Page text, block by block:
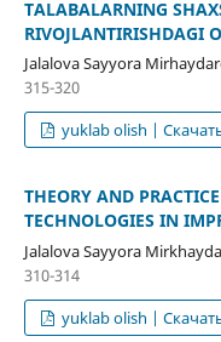
TALABALARNING
RIVOJLANTIRISHDAGI
Jalalova Sayyora
315-320
yuklab olish |
THEORY AND
TECHNOLOGIES IN
Jalalova Sayyora
310-314
yuklab olish |